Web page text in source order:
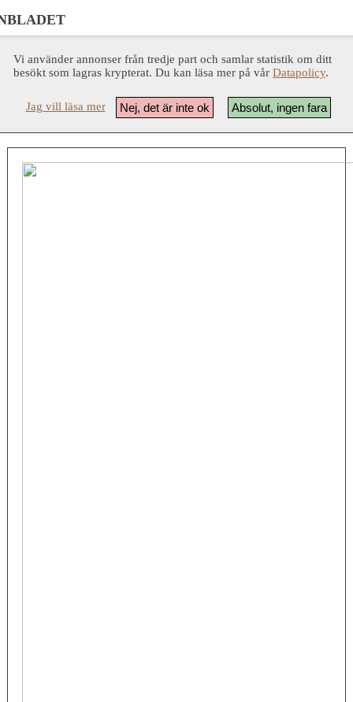
Vi använder annonser från tredje part och samlar statistik om ditt
besökt som lagras krypterat. Du kan läsa mer på vår Datapolicy.
Absolut, ingen fara
Nej, det är inte ok
Jag vill läsa mer